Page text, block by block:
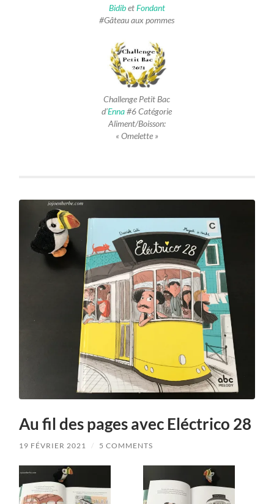
BidibetFondant
#Gâteau aux pommes
Challenge Petit Bac
d’Enna#6 Catégorie
Aliment/Boisson:
« Omelette »
Au fil des pages avec Eléctrico 28
19 FÉVRIER 2021 / 5 COMMENTS